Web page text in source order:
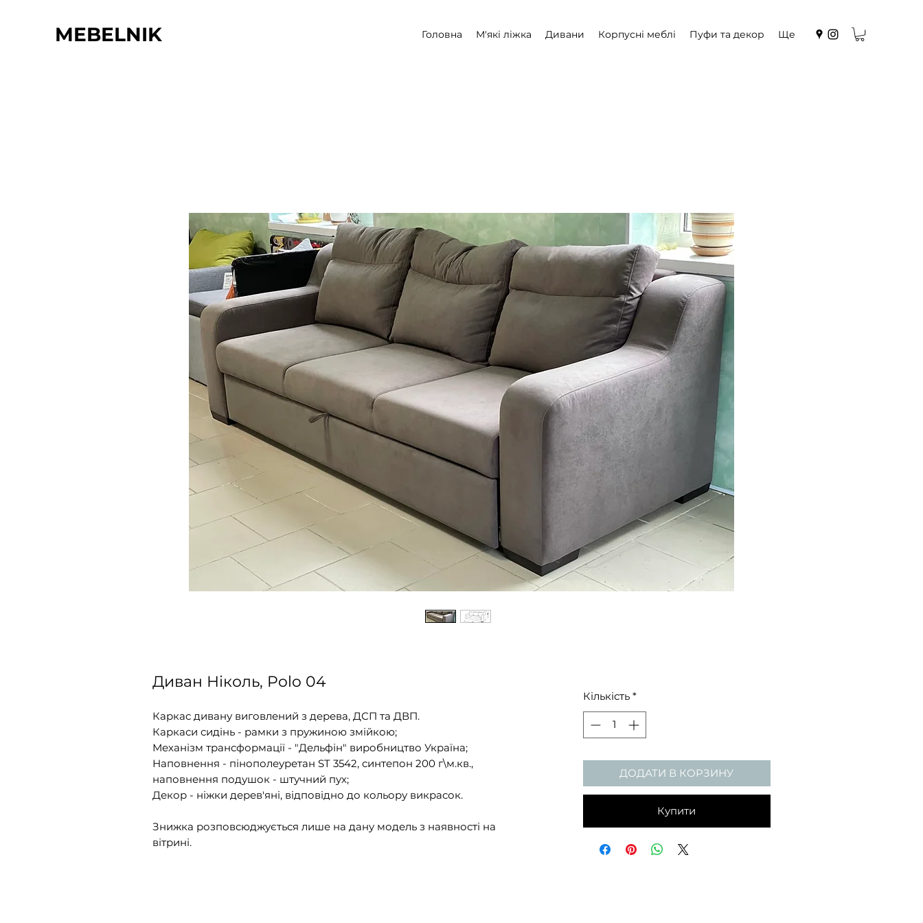
MEBELNIK Головна М'які ліжка Дивани Корпусні меблі Пуфи та декор Ще
Диван Ніколь, Polo 04
Каркас дивану виговлений з дерева, ДСП та ДВП.
Каркаси сидінь - рамки з пружиною змійкою;
Механізм трансформації - "Дельфін" виробництво Україна;
Наповнення - пінополеуретан ST 3542, синтепон 200 г\м.кв.,
наповнення подушок - штучний пух;
Декор - ніжки дерев'яні, відповідно до кольору викрасок.
Знижка розповсюджується лише на дану модель з наявності на
вітрині.
Кількість *
ДОДАТИ В КОРЗИНУ
Купити